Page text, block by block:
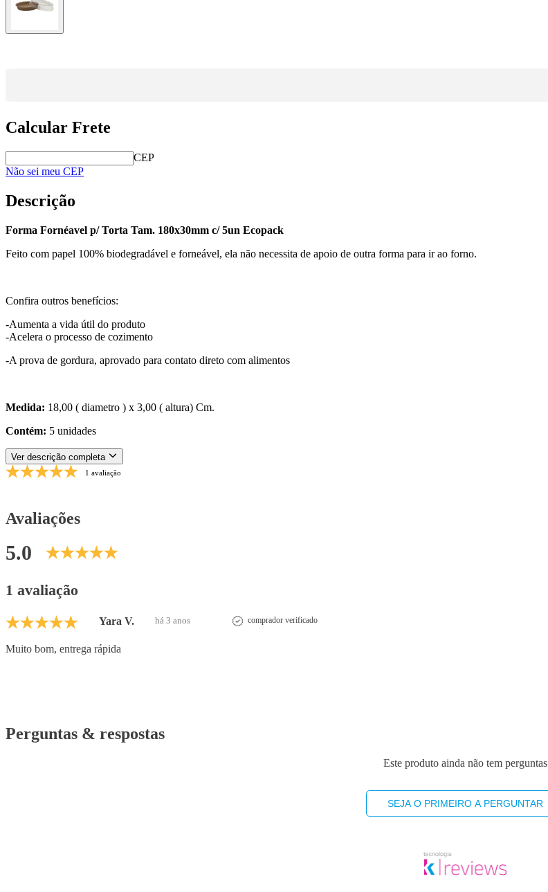
Calcular Frete
CEP
Não sei meu CEP
Descrição
Forma Fornéavel p/ Torta Tam. 180x30mm c/ 5un Ecopack
Feito com papel 100% biodegradável e forneável, ela não necessita de apoio de outra forma para ir ao forno.
Confira outros benefícios:
-Aumenta a vida útil do produto
-Acelera o processo de cozimento
-A prova de gordura, aprovado para contato direto com alimentos
Medida: 18,00 ( diametro ) x 3,00 ( altura) Cm.
Contém: 5 unidades
Ver descrição completa
1 avaliação
Avaliações
5.0
1 avaliação
Yara V. há 3 anos comprador verificado
Muito bom, entrega rápida
Perguntas & respostas
Este produto ainda não tem perguntas
SEJA O PRIMEIRO A PERGUNTAR